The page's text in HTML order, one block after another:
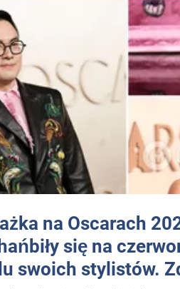
na Oscarach
się na
swoich stylistów.